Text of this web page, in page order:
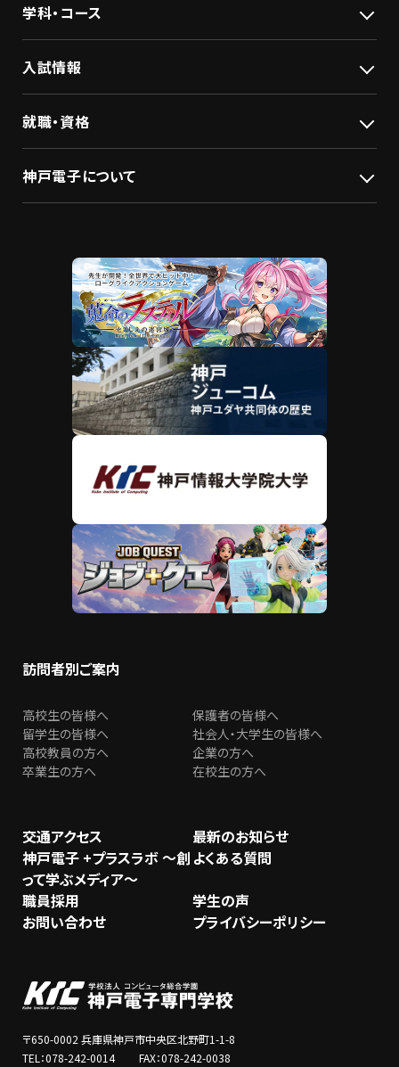
学科・コース
入試情報
就職・資格
神戸電子について
訪問者別ご案内
高校生の皆様へ
保護者の皆様へ
留学生の皆様へ
社会人・大学生の皆様へ
高校教員の方へ
企業の方へ
卒業生の方へ
在校生の方へ
交通アクセス
最新のお知らせ
神戸電子 +プラスラボ ～創
って学ぶメディア～
よくある質問
職員採用
学生の声
お問い合わせ
プライバシーポリシー
〒650-0002 兵庫県神戸市中央区北野町1-1-8
TEL：078-242-0014 FAX：078-242-0038